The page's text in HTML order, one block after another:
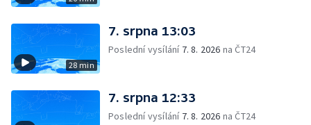
28 min
7. srpna 13:03
Poslední vysílání 7. 8. 2026 na ČT24
7. srpna 12:33
Poslední vysílání 7. 8. 2026 na ČT24